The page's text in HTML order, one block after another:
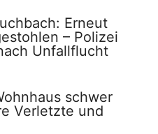
Erneut
– Polizei
Unfallflucht
schwer
Verletzte und